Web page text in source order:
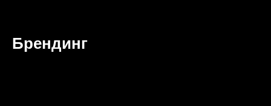
Брендинг